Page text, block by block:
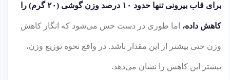
برای قاب بیرونی تنها حدود ۱۰ درصد وزن گوشی (۲۰ گرم) را
کاهش داده، اما طوری در دست حس می‌شود که انگار کاهش
وزن حتی بیشتر از این مقدار باشد. در واقع نحوه توزیع وزن،
بیشتر این کاهش را نشان می‌دهد.